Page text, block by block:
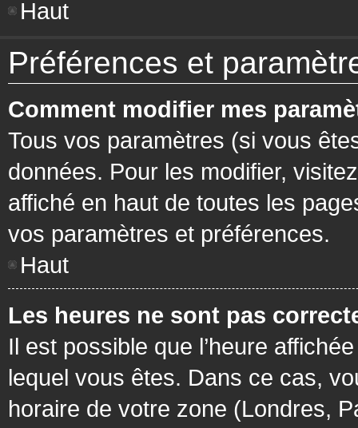
Haut
Préférences et
Comment modifier mes
Tous vos paramètres (si vous
données. Pour les modifier,
affiché en haut de toutes les
vos paramètres et préférences.
Haut
Les heures ne sont pas
Il est possible que l’heure
lequel vous êtes. Dans ce cas,
horaire de votre zone (Londres,